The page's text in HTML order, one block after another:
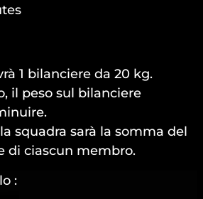
1 bilanciere da 20 kg.
il peso sul bilanciere
squadra sarà la somma del
di ciascun membro.
: